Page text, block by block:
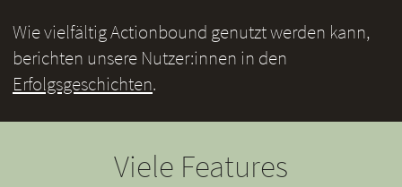
Wie vielfältig Actionbound genutzt werden kann,
berichten unsere Nutzer:innen in den
Erfolgsgeschichten.
Viele Features